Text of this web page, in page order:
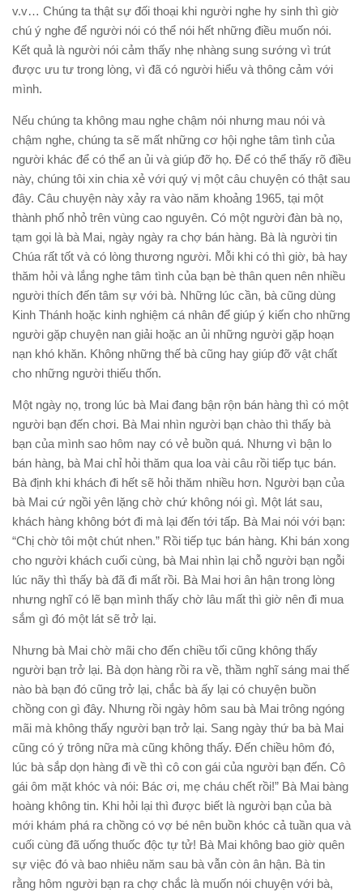
v.v… Chúng ta thật sự đối thoại khi người nghe hy sinh thì giờ
chú ý nghe để người nói có thể nói hết những điều muốn nói.
Kết quả là người nói cảm thấy nhẹ nhàng sung sướng vì trút
được ưu tư trong lòng, vì đã có người hiểu và thông cảm với
mình.
Nếu chúng ta không mau nghe chậm nói nhưng mau nói và
chậm nghe, chúng ta sẽ mất những cơ hội nghe tâm tình của
người khác để có thể an ủi và giúp đỡ họ. Để có thể thấy rõ điều
này, chúng tôi xin chia xẻ với quý vị một câu chuyện có thật sau
đây. Câu chuyện này xảy ra vào năm khoảng 1965, tại một
thành phố nhỏ trên vùng cao nguyên. Có một người đàn bà nọ,
tạm gọi là bà Mai, ngày ngày ra chợ bán hàng. Bà là người tin
Chúa rất tốt và có lòng thương người. Mỗi khi có thì giờ, bà hay
thăm hỏi và lắng nghe tâm tình của bạn bè thân quen nên nhiều
người thích đến tâm sự với bà. Những lúc cần, bà cũng dùng
Kinh Thánh hoặc kinh nghiệm cá nhân để giúp ý kiến cho những
người gặp chuyện nan giải hoặc an ủi những người gặp hoạn
nạn khó khăn. Không những thế bà cũng hay giúp đỡ vật chất
cho những người thiếu thốn.
Một ngày nọ, trong lúc bà Mai đang bận rộn bán hàng thì có một
người bạn đến chơi. Bà Mai nhìn người bạn chào thì thấy bà
bạn của mình sao hôm nay có vẻ buồn quá. Nhưng vì bận lo
bán hàng, bà Mai chỉ hỏi thăm qua loa vài câu rồi tiếp tục bán.
Bà định khi khách đi hết sẽ hỏi thăm nhiều hơn. Người bạn của
bà Mai cứ ngồi yên lặng chờ chứ không nói gì. Một lát sau,
khách hàng không bớt đi mà lại đến tới tấp. Bà Mai nói với bạn:
“Chị chờ tôi một chút nhen.” Rồi tiếp tục bán hàng. Khi bán xong
cho người khách cuối cùng, bà Mai nhìn lại chỗ người bạn ngỗi
lúc nãy thì thấy bà đã đi mất rồi. Bà Mai hơi ân hận trong lòng
nhưng nghĩ có lẽ bạn mình thấy chờ lâu mất thì giờ nên đi mua
sắm gì đó một lát sẽ trở lại.
Nhưng bà Mai chờ mãi cho đến chiều tối cũng không thấy
người bạn trở lại. Bà dọn hàng rồi ra về, thầm nghĩ sáng mai thế
nào bà bạn đó cũng trở lại, chắc bà ấy lại có chuyện buồn
chồng con gì đây. Nhưng rồi ngày hôm sau bà Mai trông ngóng
mãi mà không thấy người bạn trở lại. Sang ngày thứ ba bà Mai
cũng có ý trông nữa mà cũng không thấy. Đến chiều hôm đó,
lúc bà sắp dọn hàng đi về thì cô con gái của người bạn đến. Cô
gái ôm mặt khóc và nói: Bác ơi, mẹ cháu chết rồi!” Bà Mai bàng
hoàng không tin. Khi hỏi lại thì được biết là người bạn của bà
mới khám phá ra chồng có vợ bé nên buồn khóc cả tuần qua và
cuối cùng đã uống thuốc độc tự tử! Bà Mai không bao giờ quên
sự việc đó và bao nhiêu năm sau bà vẫn còn ân hận. Bà tin
rằng hôm người bạn ra chợ chắc là muốn nói chuyện với bà,